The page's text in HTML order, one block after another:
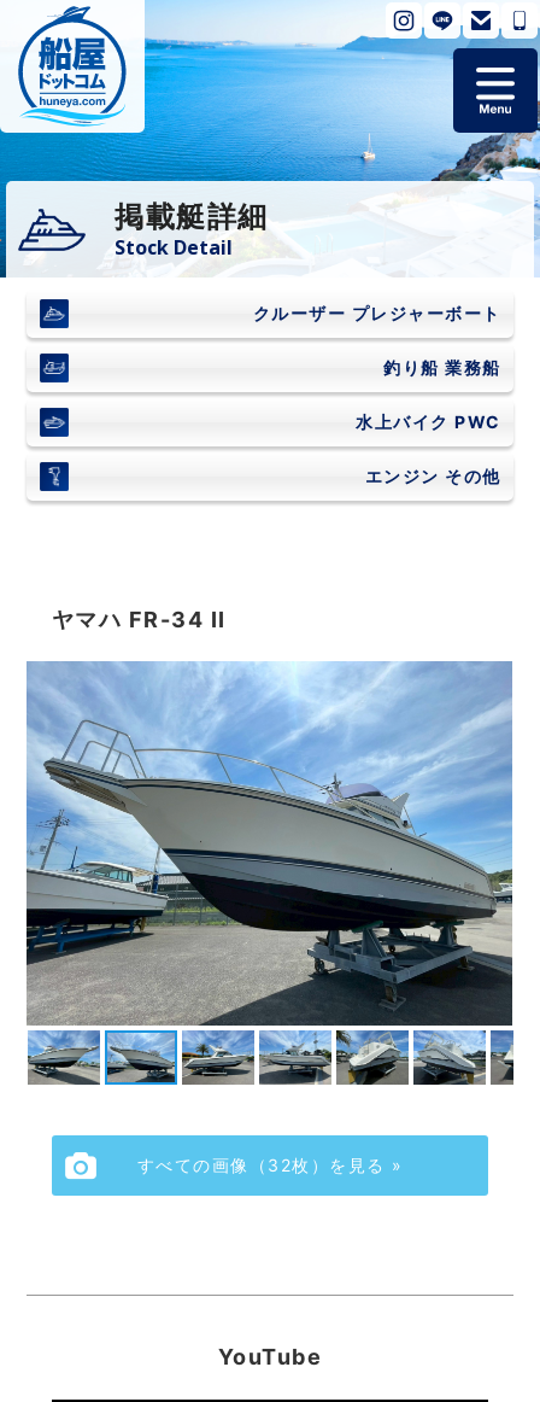
ホーム
会社概要
よくあるご質問
お問い合わせ
個人情報保護方針
掲載艇詳細
Stock Detail
クルーザー プレジャーボート
釣り船 業務船
水上バイク PWC
エンジン その他
ヤマハ FR-34 II
すべての画像（32枚）を見る »
YouTube